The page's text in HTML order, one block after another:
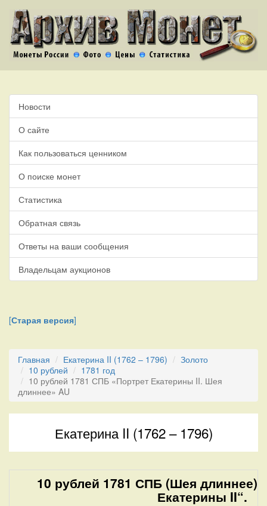
Новости
О сайте
Как пользоваться ценником
О поиске монет
Статистика
Обратная связь
Ответы на ваши сообщения
Владельцам аукционов
[Старая версия]
Главная Екатерина II (1762 – 1796)
Золото
10 рублей
1781 год
10 рублей 1781 СПБ «Портрет Екатерины II. Шея
длиннее» AU
Екатерина II (1762 – 1796)
10 рублей 1781 СПБ (Шея длиннее)
Екатерины II“.